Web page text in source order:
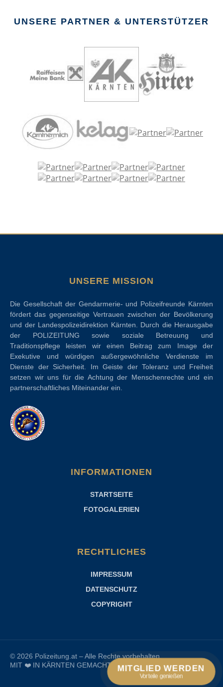
MITGLIED WERDEN
Vorteile genießen
UNSERE PARTNER & UNTERSTÜTZER
UNSERE MISSION
Die Gesellschaft der Gendarmerie- und Polizeifreunde Kärnten
fördert das gegenseitige Vertrauen zwischen der Bevölkerung
und der Landespolizeidirektion Kärnten. Durch die Herausgabe
der POLIZEITUNG sowie soziale Betreuung und
Traditionspflege leisten wir einen Beitrag zum Image der
Exekutive und würdigen außergewöhnliche Verdienste im
Dienste der Sicherheit. Im Geiste der Toleranz und Freiheit
setzen wir uns für die Achtung der Menschenrechte und ein
partnerschaftliches Miteinander ein.
INFORMATIONEN
STARTSEITE
FOTOGALERIEN
RECHTLICHES
IMPRESSUM
DATENSCHUTZ
COPYRIGHT
© 2026 Polizeitung.at – Alle Rechte vorbehalten.
MIT ❤️ IN KÄRNTEN GEMACHT VONWEAPPU